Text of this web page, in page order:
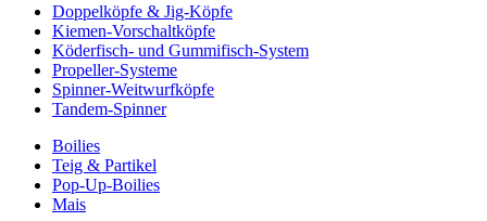
Doppelköpfe & Jig-Köpfe
Kiemen-Vorschaltköpfe
Köderfisch- und Gummifisch-System
Propeller-Systeme
Spinner-Weitwurfköpfe
Tandem-Spinner
Boilies
Teig & Partikel
Pop-Up-Boilies
Mais